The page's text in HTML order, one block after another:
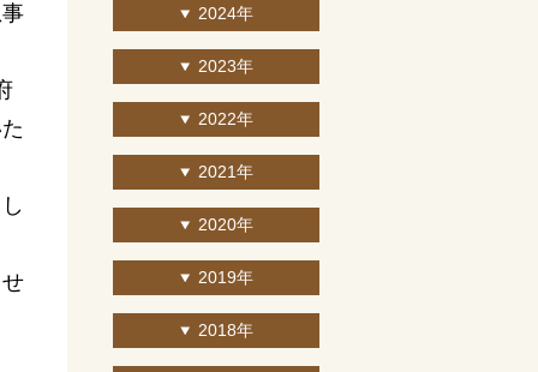
2024年
2023年
2022年
2021年
2020年
2019年
2018年